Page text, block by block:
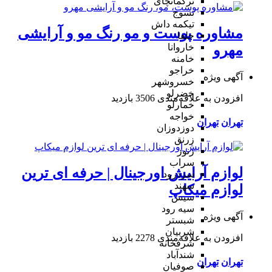
تسوج
تیکمه داش
جلفا
خاروانا
خامنه
خراجو
خسروشهر
خضرلو
خمارلو
خواجه
دوزدوزان
زرنق
زنوز
سراب
سردرود
سهند
سیس
سیه رود
شبستر
شربیان
شرفخانه
شندآباد
صوفیان
مشاوره پوست و مو رنگ مو و آرایشی
مهرو
آگهی ویژه
افزودن به علاقه‌مندی 3506 بازدید
تهران تهران
لوازم آرایش اورجینال | حرفه ای ترین
لوازم میکاپ
آگهی ویژه
افزودن به علاقه‌مندی 2278 بازدید
تهران تهران